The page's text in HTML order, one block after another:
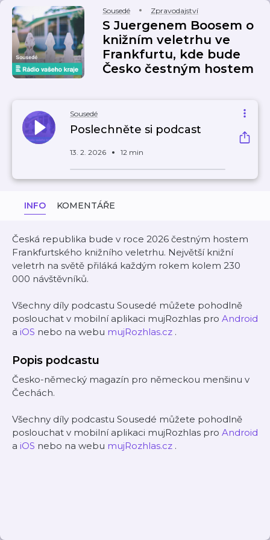
Sousedé Zpravodajství
S Juergenem Boosem o
knižním veletrhu ve
Frankfurtu, kde bude
Česko čestným hostem
Sousedé
Poslechněte si podcast
13. 2. 2026 12 min
INFO KOMENTÁŘE
Česká republika bude v roce 2026 čestným hostem
Frankfurtského knižního veletrhu. Největší knižní
veletrh na světě přiláká každým rokem kolem 230
000 návštěvníků.
Všechny díly podcastu Sousedé můžete pohodlně
poslouchat v mobilní aplikaci mujRozhlas pro Android
a iOS nebo na webu mujRozhlas.cz .
Popis podcastu
Česko-německý magazín pro německou menšinu v
Čechách.
Všechny díly podcastu Sousedé můžete pohodlně
poslouchat v mobilní aplikaci mujRozhlas pro Android
a iOS nebo na webu mujRozhlas.cz .